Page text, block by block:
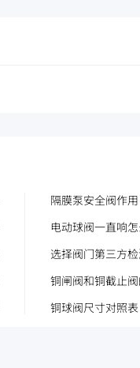
隔膜泵安全阀作
电动球阀一直响
选择阀门第三方
铜闸阀和铜截止
铜球阀尺寸对照